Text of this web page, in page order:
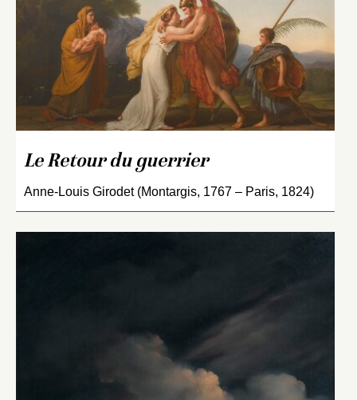
Le Retour du guerrier
Anne-Louis Girodet (Montargis, 1767 – Paris, 1824)